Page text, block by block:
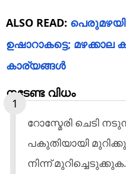
ALSO READ:
ഉഷാറാകട്ടെ; മഴക്കാല
കാര്യങ്ങൾ
നടേണ്ട വിധം
റോസ്മേരി ചെടി
പകുതിയായി
നിന്ന് മുറിച്ചെടുക്കുക.